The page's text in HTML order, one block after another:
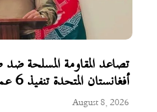
تصاعد المقاومة المسلحة
أفغانستان المتحدة تنفيذ 6 عمليات في 5 أقاليم
August 8, 2026